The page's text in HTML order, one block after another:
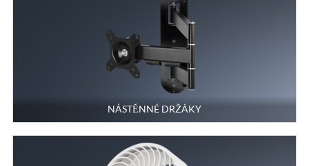
NÁSTĚNNÉ DRŽÁKY